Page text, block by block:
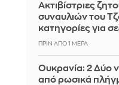
Ακτιβίστριες
συναυλιών του
κατηγορίες για
ΠΡΙΝ ΑΠΌ 1 ΜΈΡΑ
Ουκρανία: 2 Δύο
από ρωσικά